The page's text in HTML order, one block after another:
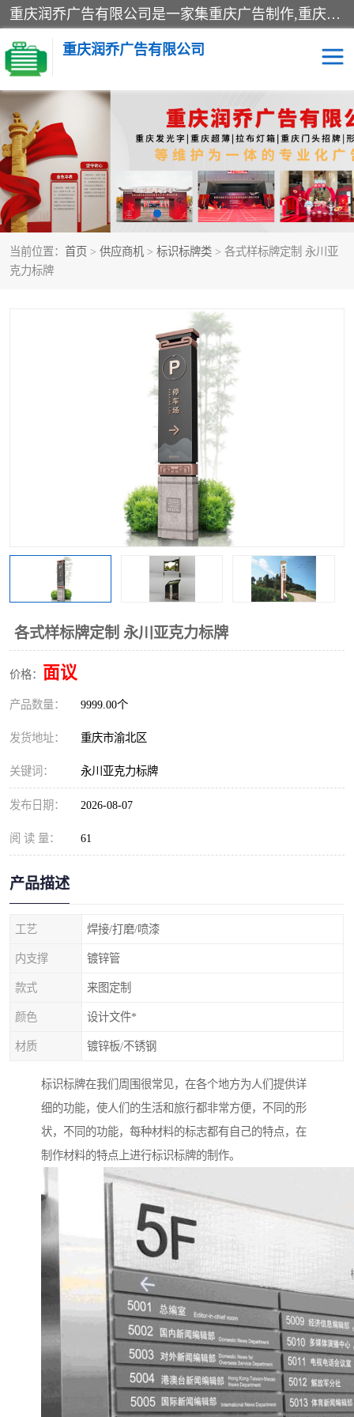
重庆润乔广告有限公司是一家集重庆广告制作,重庆标识标牌,亚克力发光字,led发光字,树脂发光字,超薄灯箱,拉布灯箱,吸塑灯箱,门头招牌,企业形象墙,写真喷绘,x展架,拉网展架,广告展架,条幅,锦旗设计,制作,施工,维护为一体的专业化广告公司.
重庆润乔广告有限公司
当前位置： 首页 > 供应商机 > 标识标牌类 > 各式样标牌定制 永川亚
克力标牌
各式样标牌定制 永川亚克力标牌
价格： 面议
产品数量： 9999.00个
发货地址： 重庆市渝北区
关键词： 永川亚克力标牌
发布日期： 2026-08-07
阅 读 量： 61
产品描述
工艺 焊接/打磨/喷漆
内支撑 镀锌管
款式 来图定制
颜色 设计文件*
材质 镀锌板/不锈钢
标识标牌在我们周围很常见，在各个地方为人们提供详
细的功能，使人们的生活和旅行都非常方便，不同的形
状，不同的功能，每种材料的标志都有自己的特点，在
制作材料的特点上进行标识标牌的制作。
招牌类 发光字类
灯箱类 形象墙类
标识标牌类 写真喷绘类
展架 条幅